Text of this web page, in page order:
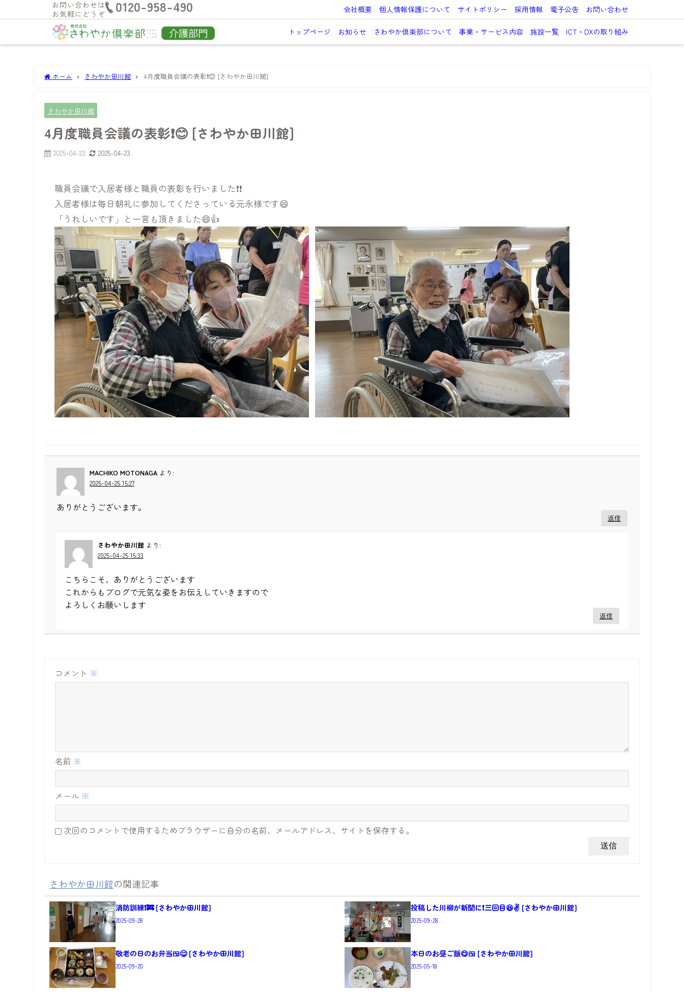
お問い合わせは
お気軽にどうぞ
0120-958-490 会社概要 個人情報保護について サイトポリシー 採用情報 電子公告 お問い合わせ
トップページ お知らせ さわやか倶楽部について 事業・サービス内容 施設一覧 ICT・DXの取り組み
ホーム さわやか田川館 4月度職員会議の表彰❗😊 [さわやか田川館]
さわやか田川館
4月度職員会議の表彰❗😊 [さわやか田川館]
2025-04-23 2025-04-23
職員会議で入居者様と職員の表彰を行いました❗❗
入居者様は毎日朝礼に参加してくださっている元永様です😄
「うれしいです」と一言も頂きました😄👍
MACHIKO MOTONAGA より:
2025-04-25 15:27
ありがとうございます。
返信
さわやか田川館 より:
2025-04-25 15:33
こちらこそ、ありがとうございます
これからもブログで元気な姿をお伝えしていきますので
よろしくお願いします
返信
コメント ※
名前 ※
メール ※
次回のコメントで使用するためブラウザーに自分の名前、メールアドレス、サイトを保存する。
さわやか田川館の関連記事
消防訓練❗🚒 [さわやか田川館]
2025-09-28
投稿した川柳が新聞に❗三回目😆✌ [さわやか田川館]
2025-09-28
敬老の日のお弁当🍱😋 [さわやか田川館]
2025-09-20
本日のお昼ご飯😋🍱 [さわやか田川館]
2025-05-18